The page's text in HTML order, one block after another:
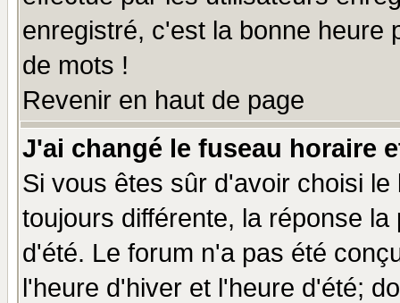
enregistré, c'est la bonne heure
de mots !
Revenir en haut de page
J'ai changé le fuseau horaire
Si vous êtes sûr d'avoir choisi
toujours différente, la réponse
d'été. Le forum n'a pas été
l'heure d'hiver et l'heure d'été;